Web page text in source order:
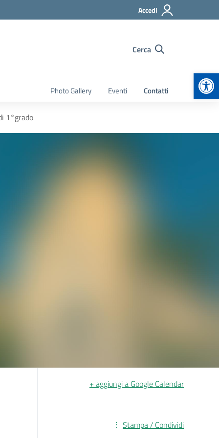
Accedi
Cerca
Photo Gallery Eventi Contatti
1°grado
+ aggiungi a Google Calendar
Stampa / Condividi